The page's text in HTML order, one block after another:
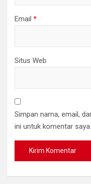
Email *
Situs Web
Simpan nama, email,
ini untuk komentar